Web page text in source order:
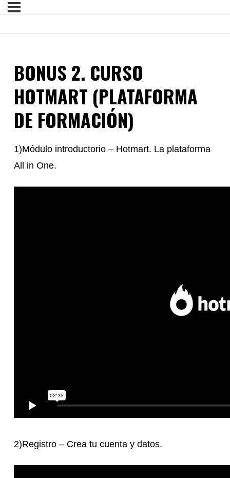
BONUS 2. CURSO
HOTMART (PLATAFORMA
DE FORMACIÓN)
1)Módulo introductorio – Hotmart. La plataforma
All in One.
2)Registro – Crea tu cuenta y datos.